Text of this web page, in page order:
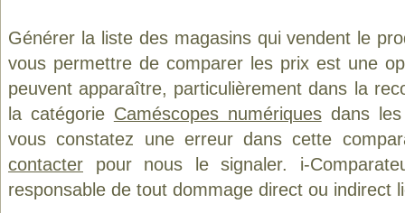
Générer la liste des magasins qui vendent le
vous permettre de comparer les prix est une
peuvent apparaître, particulièrement dans la
la catégorie Caméscopes numériquesdans les
vous constatez une erreur dans cette
contacter pour nous le signaler. i-
responsable de tout dommage direct ou indirect